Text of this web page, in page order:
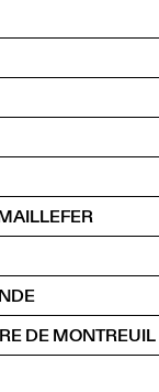
DE MONTREUIL